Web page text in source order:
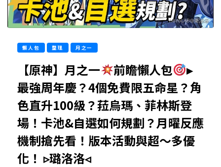
懶人包 整理 月之一
【原神】月之一 前瞻懶人包
▸
最強周年慶？4個免費限五命星？角
色直升100級？菈烏瑪、菲林斯登
場！卡池&自選如何規劃？月曜反應
機制搶先看！版本活動與超～多優
化！ ▹璐洛洛◃